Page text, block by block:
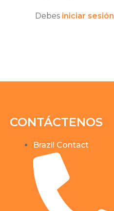
Debes iniciar sesión
CONTÁCTENOS
Brazil Contact